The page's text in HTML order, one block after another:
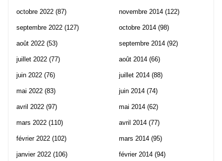
octobre 2022 (87)
septembre 2022 (127)
août 2022 (53)
juillet 2022 (77)
juin 2022 (76)
mai 2022 (83)
avril 2022 (97)
mars 2022 (110)
février 2022 (102)
janvier 2022 (106)
novembre 2014 (122)
octobre 2014 (98)
septembre 2014 (92)
août 2014 (66)
juillet 2014 (88)
juin 2014 (74)
mai 2014 (62)
avril 2014 (77)
mars 2014 (95)
février 2014 (94)